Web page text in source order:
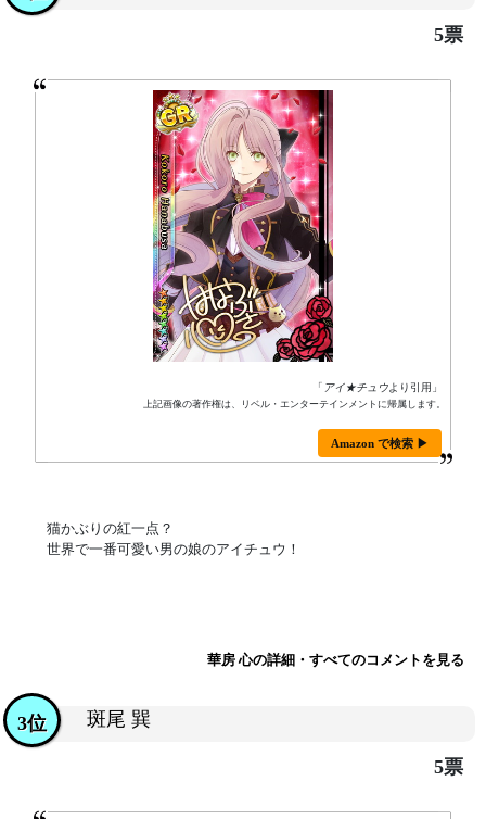
5票
「 アイ★チュウより引用」
上記画像の著作権は、リベル・エンターテインメントに帰属します。
Amazon で検索 ▶
猫かぶりの紅一点？
世界で一番可愛い男の娘のアイチュウ！
華房 心の詳細・すべてのコメントを見る
斑尾 巽
3位
5票